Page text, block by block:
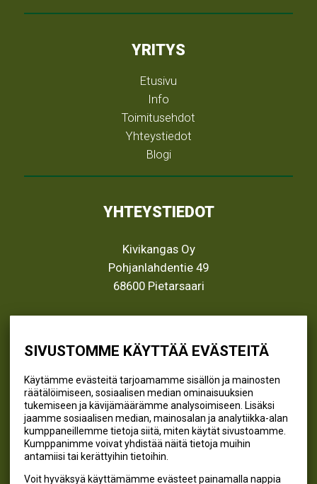
SIVUSTOMME KÄYTTÄÄ EVÄSTEITÄ
Käytämme evästeitä tarjoamamme sisällön ja mainosten
räätälöimiseen, sosiaalisen median ominaisuuksien
tukemiseen ja kävijämäärämme analysoimiseen. Lisäksi
jaamme sosiaalisen median, mainosalan ja analytiikka-alan
kumppaneillemme tietoja siitä, miten käytät sivustoamme.
Kumppanimme voivat yhdistää näitä tietoja muihin
antamiisi tai kerättyihin tietoihin.
Voit hyväksyä käyttämämme evästeet painamalla nappia
YRITYS
Etusivu
Info
Toimitusehdot
Yhteystiedot
Blogi
YHTEYSTIEDOT
Kivikangas Oy
Pohjanlahdentie 49
68600 Pietarsaari
(06) 781 2900
SEURAA MEITÄ
@kivikangaskalastus
@kivikangaskasvihuoneet